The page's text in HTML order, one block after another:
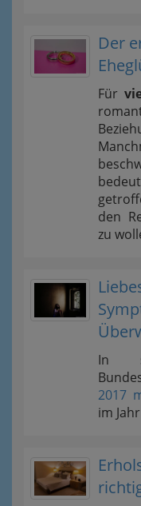
Der
Für
den
zu
In
2017
im